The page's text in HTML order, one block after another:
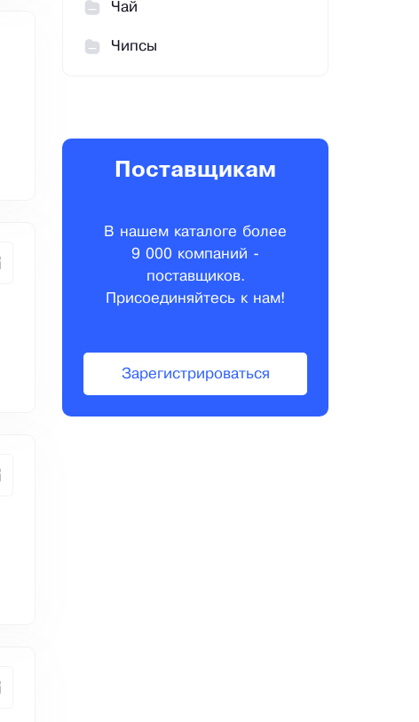
Чай
Чипсы
Поставщикам
В нашем каталоге более
9 000 компаний -
поставщиков.
Присоединяйтесь к нам!
Зарегистрироваться